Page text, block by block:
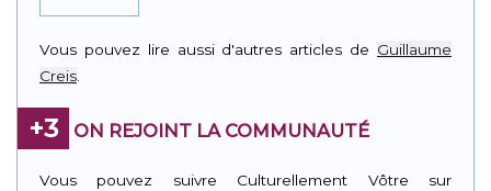
Vous pouvez lire aussi d'autres articles de Guillaume
Creis.
+3 ON REJOINT LA COMMUNAUTÉ
Vous pouvez suivre Culturellement Vôtre sur